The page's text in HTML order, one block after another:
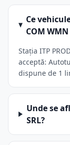
Ce
COM WMN
Stația ITP
acceptă:
dispune de 1
Unde se
SRL?